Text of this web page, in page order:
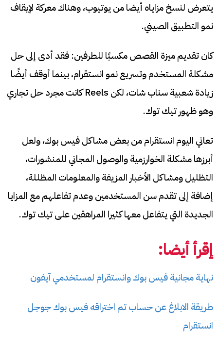
يتعرض لنسخ مزاياه أيضا من يوتيوب، وهناك معركة لإيقاف
نمو التطبيق الصيني.
كان تقديم ميزة القصص مكسبًا للطرفين: فقد أدى إلى حل
مشكلة المستخدم وتسريع نمو انستقرام، بينما أوقف أيضًا
زيادة شعبية سناب شات، لكن Reels كانت مجرد حل تجاري
وهو ظهور تيك توك.
تعاني اليوم انستقرام من بعض مشاكل فيس بوك، ولعل
أبرزها مشكلة الخوارزمية والوصول المجاني للمنشورات،
التظليل ومشاكل الأخبار المزيفة والمعلومات المظللة،
إضافة إلى تقدم سن المستخدمين وعدم تفاعلهم مع المزايا
الجديدة التي يتفاعل معها كثيرا المراهقين على تيك توك.
إقرأ أيضا:
نهاية مجانية فيس بوك وانستقرام لمستخدمي آيفون
طريقة الابلاغ عن حساب تم اختراقه فيس بوك جوجل
انستقرام